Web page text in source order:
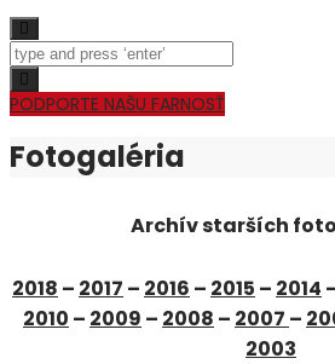
Toggle navigation
PODPORTE NAŠU FARNOSŤ
Fotogaléria
Archív starších
2018 – 2017 – 2016 – 2015 – 2014
2010 – 2009 – 2008 – 2007 –
2003